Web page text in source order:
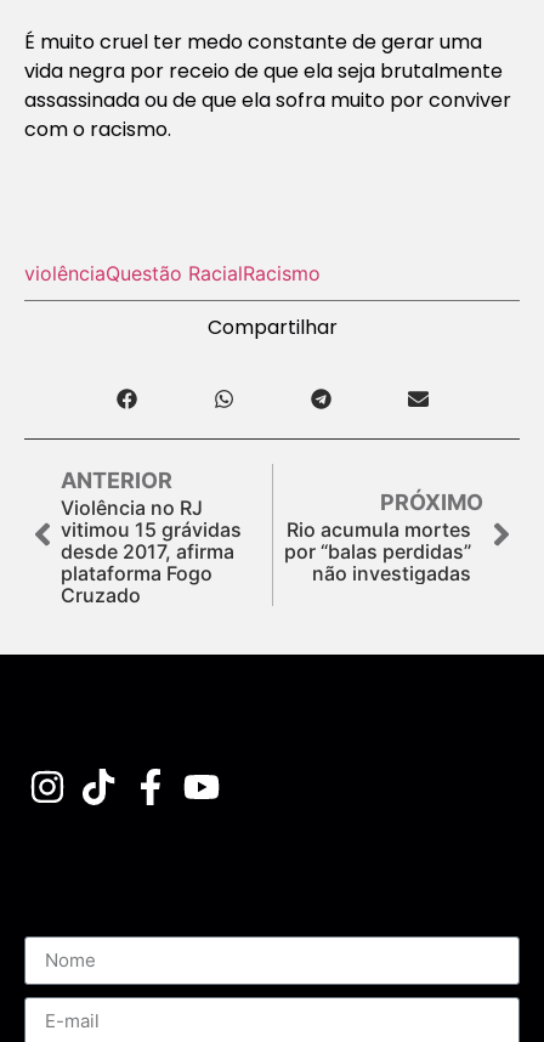
É muito cruel ter medo constante de gerar uma
vida negra por receio de que ela seja brutalmente
assassinada ou de que ela sofra muito por conviver
com o racismo.
violênciaQuestão RacialRacismo
Compartilhar
ANTERIOR
Violência no RJ
vitimou 15 grávidas
desde 2017, afirma
plataforma Fogo
Cruzado
PRÓXIMO
Rio acumula mortes
por “balas perdidas”
não investigadas